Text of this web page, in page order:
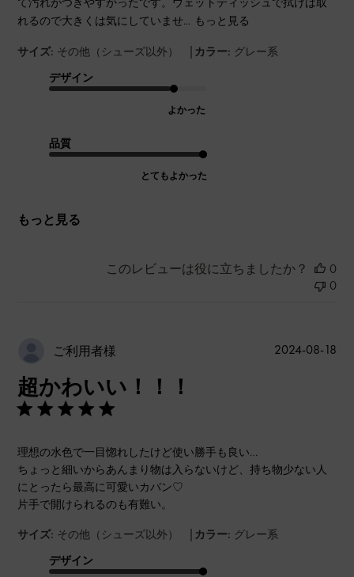
れるので大きくは気にしていませ... もっと見る
サイズ: その他（シューズ以外） | カラー: グレー系
デザイン
よかった
品質
とてもよかった
もっと見る
このレビューは役に立ちましたか？
0
0
ご利用者様
超かわいい！！！
理想の水色で一目惚れしたけど使い勝手も良い…
ちょっと細いからあんまり物は入らないけど、持ち物少ない人
にとったら最高に可愛いカバン♡
片手で開けられるのも有難い。
サイズ: その他（シューズ以外） | カラー: グレー系
デザイン
公
2024-08-18